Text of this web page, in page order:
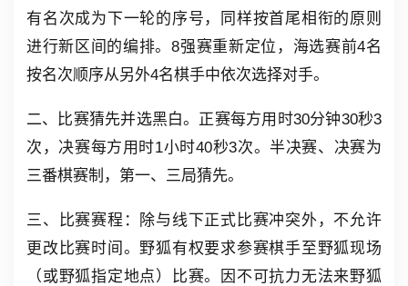
有名次成为下一轮的序号，同样按首尾相衔的原则
进行新区间的编排。8强赛重新定位，海选赛前4名
按名次顺序从另外4名棋手中依次选择对手。
二、比赛猜先并选黑白。正赛每方用时30分钟30秒3
次，决赛每方用时1小时40秒3次。半决赛、决赛为
三番棋赛制，第一、三局猜先。
三、比赛赛程：除与线下正式比赛冲突外，不允许
更改比赛时间。野狐有权要求参赛棋手至野狐现场
（或野狐指定地点）比赛。因不可抗力无法来野狐